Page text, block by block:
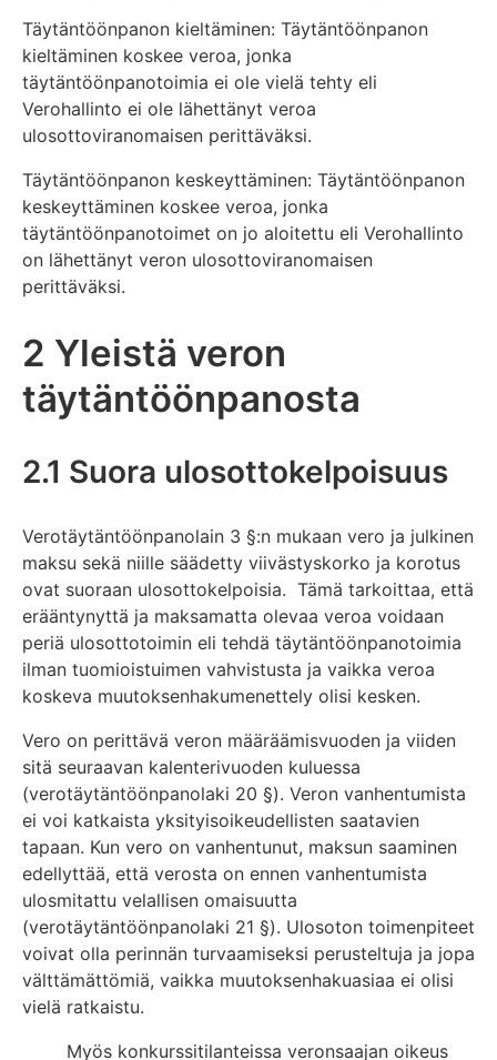
Täytäntöönpanon kieltäminen: Täytäntöönpanon
kieltäminen koskee veroa, jonka
täytäntöönpanotoimia ei ole vielä tehty eli
Verohallinto ei ole lähettänyt veroa
ulosottoviranomaisen perittäväksi.
Täytäntöönpanon keskeyttäminen: Täytäntöönpanon
keskeyttäminen koskee veroa, jonka
täytäntöönpanotoimet on jo aloitettu eli Verohallinto
on lähettänyt veron ulosottoviranomaisen
perittäväksi.
2 Yleistä veron
täytäntöönpanosta
2.1 Suora ulosottokelpoisuus
Verotäytäntöönpanolain 3 §:n mukaan vero ja julkinen
maksu sekä niille säädetty viivästyskorko ja korotus
ovat suoraan ulosottokelpoisia. Tämä tarkoittaa, että
erääntynyttä ja maksamatta olevaa veroa voidaan
periä ulosottotoimin eli tehdä täytäntöönpanotoimia
ilman tuomioistuimen vahvistusta ja vaikka veroa
koskeva muutoksenhakumenettely olisi kesken.
Vero on perittävä veron määräämisvuoden ja viiden
sitä seuraavan kalenterivuoden kuluessa
(verotäytäntöönpanolaki 20 §). Veron vanhentumista
ei voi katkaista yksityisoikeudellisten saatavien
tapaan. Kun vero on vanhentunut, maksun saaminen
edellyttää, että verosta on ennen vanhentumista
ulosmitattu velallisen omaisuutta
(verotäytäntöönpanolaki 21 §). Ulosoton toimenpiteet
voivat olla perinnän turvaamiseksi perusteltuja ja jopa
välttämättömiä, vaikka muutoksenhakuasiaa ei olisi
vielä ratkaistu.
Myös konkurssitilanteissa veronsaajan oikeus